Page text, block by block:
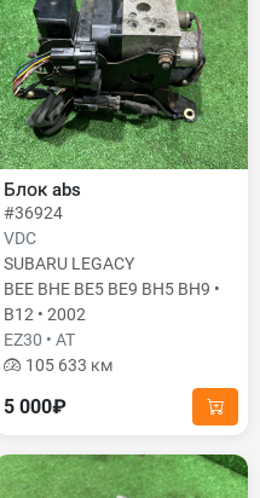
Блок abs
#36924
VDC
SUBARU LEGACY
BEE BHE BE5 BE9 BH5 BH9 •
B12 • 2002
EZ30 • AT
105 633 км
5 000₽